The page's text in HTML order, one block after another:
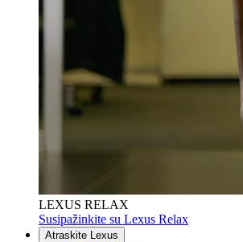
LEXUS RELAX
Susipažinkite su Lexus Relax
Atraskite Lexus